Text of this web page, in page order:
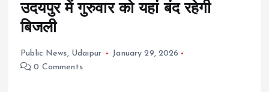
उदयपुर में गुरुवार को यहां ​बंद रहेगी
बिजली
Public News, Udaipur
January 29, 2026
0 Comments